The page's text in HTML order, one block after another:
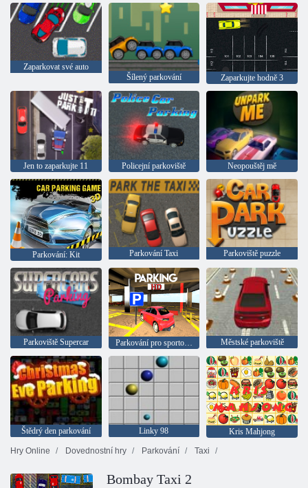
Zaparkovat své auto
Šílený parkování
Zaparkujte hodně 3
Jen to zaparkujte 11 Policejní parkoviště Neopouštěj mě
Parkování: Kit Parkování Taxi Parkoviště puzzle
Parkoviště Supercar Parkování pro sportovní automobily Městské parkoviště
Štědrý den parkování Linky 98
Kris Mahjong
Hry Online
Dovednostní hry Parkování Taxi
Bombay Taxi 2